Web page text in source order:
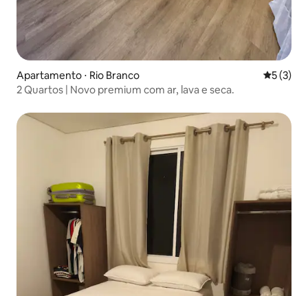
Apartamento ⋅ Rio Branco 5 de
5 (3)
2 Quartos | Novo premium com ar, lava e seca.